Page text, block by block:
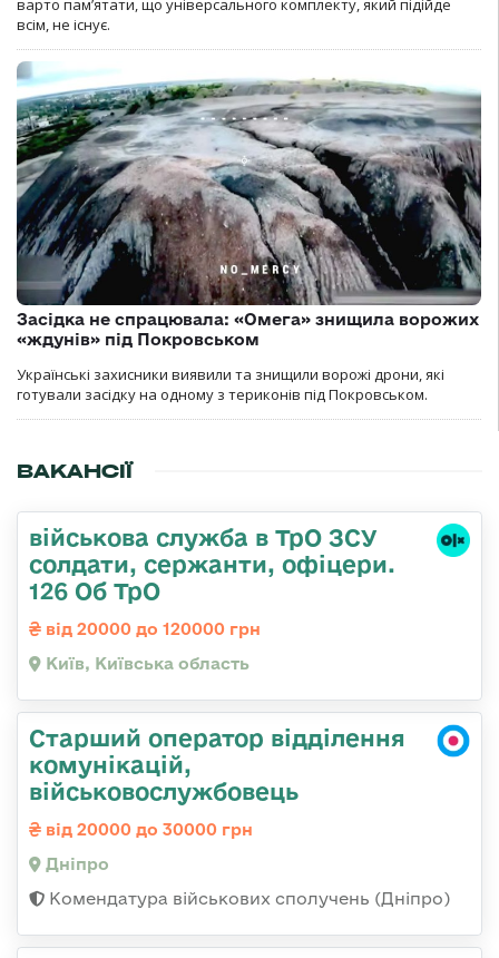
варто пам’ятати, що універсального комплекту, який підійде
всім, не існує.
Засідка не спрацювала: «Омега» знищила ворожих
«ждунів» під Покровськом
Українські захисники виявили та знищили ворожі дрони, які
готували засідку на одному з териконів під Покровськом.
ВАКАНСІЇ
військова служба в ТрО ЗСУ
солдати, сержанти, офіцери.
126 Об ТрО
від 20000 до 120000 грн
Київ, Київська область
Старший оператор відділення
комунікацій,
військовослужбовець
від 20000 до 30000 грн
Дніпро
Комендатура військових сполучень (Дніпро)